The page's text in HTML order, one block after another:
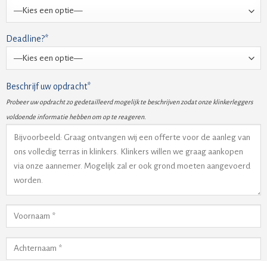
Deadline?*
Beschrijf uw opdracht*
Probeer uw opdracht zo gedetailleerd mogelijk te beschrijven zodat onze klinkerleggers
voldoende informatie hebben om op te reageren.